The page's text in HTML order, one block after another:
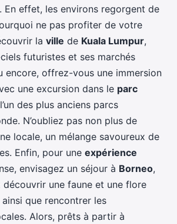
. En effet, les environs regorgent de
ne pas profiter de votre
la ville de Kuala Lumpur,
futuristes et ses marchés
encore, offrez-vous une immersion
une excursion dans le parc
des plus anciens parcs
N’oubliez pas non plus de
locale, un mélange savoureux de
Enfin, pour une expérience
envisagez un séjour à Borneo,
une faune et une flore
que rencontrer les
Alors, prêts à partir à